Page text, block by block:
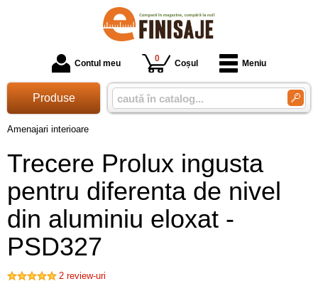
Contul meu 0 Coșul Meniu
Produse
Amenajari interioare
Trecere Prolux ingusta
pentru diferenta de nivel
din aluminiu eloxat -
PSD327
2 review-uri